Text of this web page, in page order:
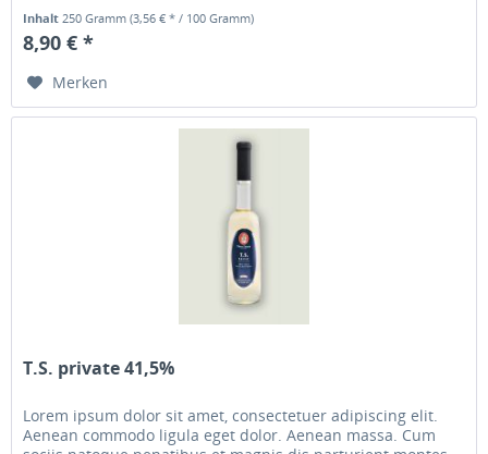
Inhalt 250 Gramm(3,56 € * / 100 Gramm)
8,90 € *
Merken
T.S. private 41,5%
Lorem ipsum dolor sit amet, consectetuer adipiscing elit.
Aenean commodo ligula eget dolor. Aenean massa. Cum